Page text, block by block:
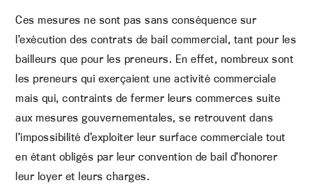
Ces mesures ne sont pas sans conséquence sur
l’exécution des contrats de bail commercial, tant pour les
bailleurs que pour les preneurs. En effet, nombreux sont
les preneurs qui exerçaient une activité commerciale
mais qui, contraints de fermer leurs commerces suite
aux mesures gouvernementales, se retrouvent dans
l’impossibilité d’exploiter leur surface commerciale tout
en étant obligés par leur convention de bail d’honorer
leur loyer et leurs charges.